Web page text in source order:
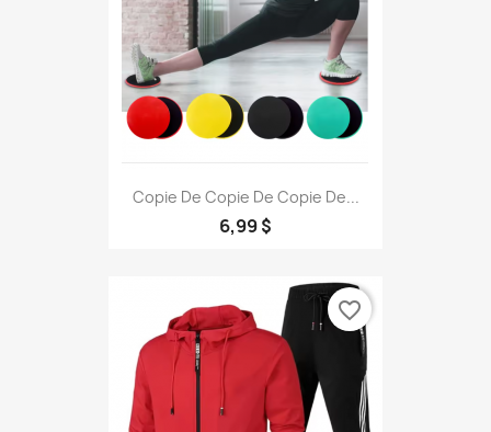
Copie De Copie De Copie De...
6,99 $
favorite_border